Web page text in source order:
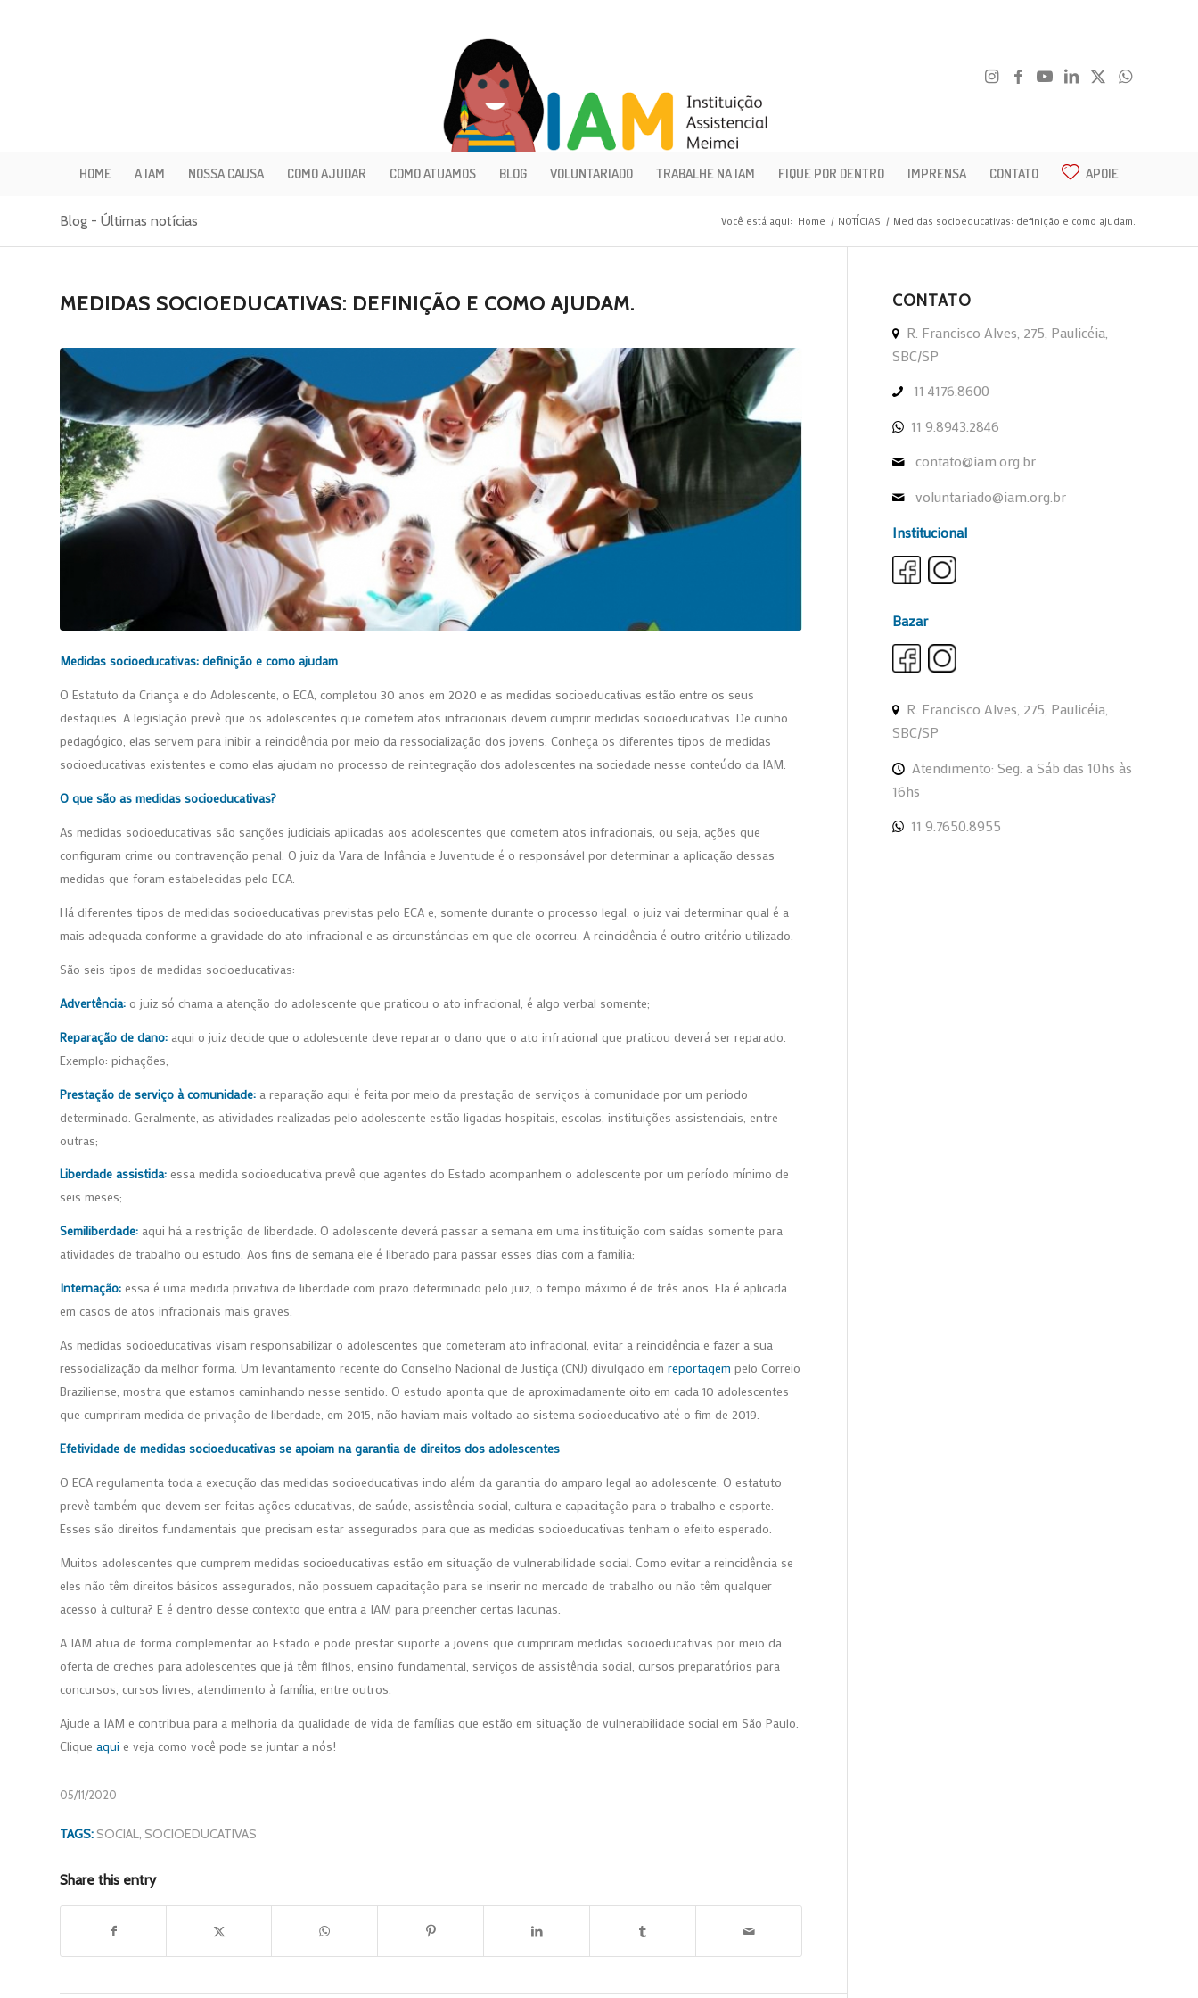
HOME A IAM NOSSA CAUSA COMO AJUDAR COMO ATUAMOS BLOG VOLUNTARIADO TRABALHE NA IAM FIQUE POR DENTRO IMPRENSA CONTATO APOIE
Blog - Últimas notícias Você está aqui: Home / NOTÍCIAS / Medidas socioeducativas: definição e como ajudam.
MEDIDAS SOCIOEDUCATIVAS: DEFINIÇÃO E COMO AJUDAM.
Medidas socioeducativas: definição e como ajudam
O Estatuto da Criança e do Adolescente, o ECA, completou 30 anos em 2020 e as medidas socioeducativas estão entre os seus
destaques. A legislação prevê que os adolescentes que cometem atos infracionais devem cumprir medidas socioeducativas. De cunho
pedagógico, elas servem para inibir a reincidência por meio da ressocialização dos jovens. Conheça os diferentes tipos de medidas
socioeducativas existentes e como elas ajudam no processo de reintegração dos adolescentes na sociedade nesse conteúdo da IAM.
O que são as medidas socioeducativas?
As medidas socioeducativas são sanções judiciais aplicadas aos adolescentes que cometem atos infracionais, ou seja, ações que
configuram crime ou contravenção penal. O juiz da Vara de Infância e Juventude é o responsável por determinar a aplicação dessas
medidas que foram estabelecidas pelo ECA.
Há diferentes tipos de medidas socioeducativas previstas pelo ECA e, somente durante o processo legal, o juiz vai determinar qual é a
mais adequada conforme a gravidade do ato infracional e as circunstâncias em que ele ocorreu. A reincidência é outro critério utilizado.
São seis tipos de medidas socioeducativas:
Advertência: o juiz só chama a atenção do adolescente que praticou o ato infracional, é algo verbal somente;
Reparação de dano: aqui o juiz decide que o adolescente deve reparar o dano que o ato infracional que praticou deverá ser reparado.
Exemplo: pichações;
Prestação de serviço à comunidade: a reparação aqui é feita por meio da prestação de serviços à comunidade por um período
determinado. Geralmente, as atividades realizadas pelo adolescente estão ligadas hospitais, escolas, instituições assistenciais, entre
outras;
Liberdade assistida: essa medida socioeducativa prevê que agentes do Estado acompanhem o adolescente por um período mínimo de
seis meses;
Semiliberdade: aqui há a restrição de liberdade. O adolescente deverá passar a semana em uma instituição com saídas somente para
atividades de trabalho ou estudo. Aos fins de semana ele é liberado para passar esses dias com a família;
Internação: essa é uma medida privativa de liberdade com prazo determinado pelo juiz, o tempo máximo é de três anos. Ela é aplicada
em casos de atos infracionais mais graves.
As medidas socioeducativas visam responsabilizar o adolescentes que cometeram ato infracional, evitar a reincidência e fazer a sua
ressocialização da melhor forma. Um levantamento recente do Conselho Nacional de Justiça (CNJ) divulgado em reportagem pelo Correio
Braziliense, mostra que estamos caminhando nesse sentido. O estudo aponta que de aproximadamente oito em cada 10 adolescentes
que cumpriram medida de privação de liberdade, em 2015, não haviam mais voltado ao sistema socioeducativo até o fim de 2019.
Efetividade de medidas socioeducativas se apoiam na garantia de direitos dos adolescentes
O ECA regulamenta toda a execução das medidas socioeducativas indo além da garantia do amparo legal ao adolescente. O estatuto
prevê também que devem ser feitas ações educativas, de saúde, assistência social, cultura e capacitação para o trabalho e esporte.
Esses são direitos fundamentais que precisam estar assegurados para que as medidas socioeducativas tenham o efeito esperado.
Muitos adolescentes que cumprem medidas socioeducativas estão em situação de vulnerabilidade social. Como evitar a reincidência se
eles não têm direitos básicos assegurados, não possuem capacitação para se inserir no mercado de trabalho ou não têm qualquer
acesso à cultura? E é dentro desse contexto que entra a IAM para preencher certas lacunas.
A IAM atua de forma complementar ao Estado e pode prestar suporte a jovens que cumpriram medidas socioeducativas por meio da
oferta de creches para adolescentes que já têm filhos, ensino fundamental, serviços de assistência social, cursos preparatórios para
concursos, cursos livres, atendimento à família, entre outros.
Ajude a IAM e contribua para a melhoria da qualidade de vida de famílias que estão em situação de vulnerabilidade social em São Paulo.
Clique aqui e veja como você pode se juntar a nós!
05/11/2020
TAGS: SOCIAL, SOCIOEDUCATIVAS
Share this entry
CONTATO
R. Francisco Alves, 275, Paulicéia,
SBC/SP
11 4176.8600
11 9.8943.2846
contato@iam.org.br
voluntariado@iam.org.br
Institucional
Bazar
R. Francisco Alves, 275, Paulicéia,
SBC/SP
Atendimento: Seg. a Sáb das 10hs às
16hs
11 9.7650.8955